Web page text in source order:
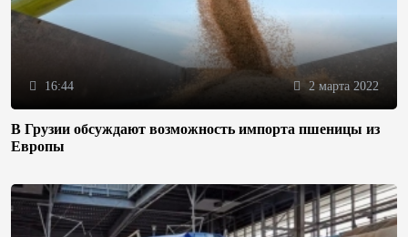
16:44 2 марта 2022
В Грузии обсуждают возможность импорта пшеницы из
Европы